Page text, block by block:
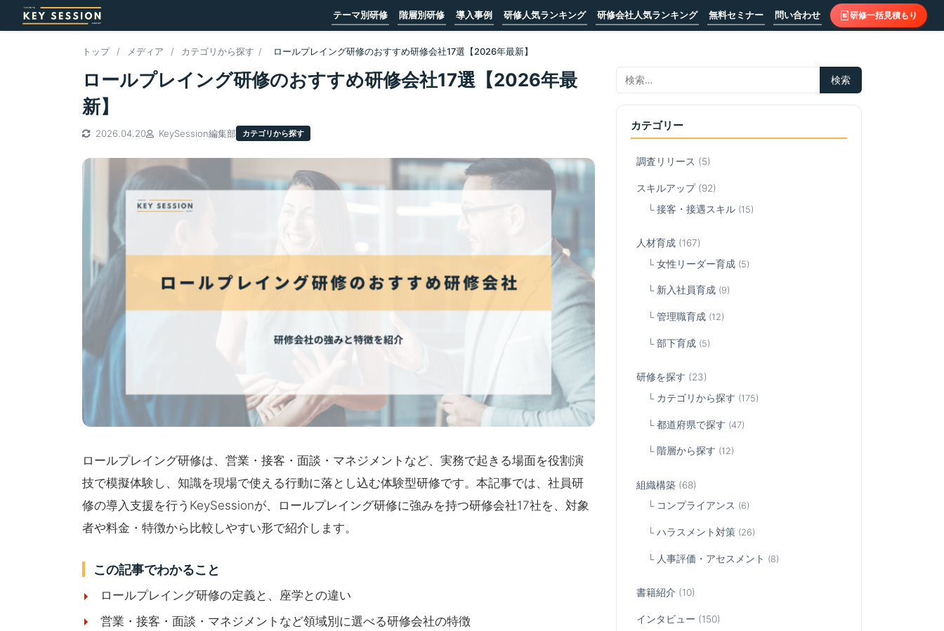
テーマ別研修 階層別研修 導入事例 研修人気ランキング 研修会社人気ランキング 無料セミナー 問い合わせ 研修一括見積もり
トップ / メディア / カテゴリから探す / ロールプレイング研修のおすすめ研修会社17選【2026年最新】
ロールプレイング研修のおすすめ研修会社17選【2026年最
新】
2026.04.20 KeySession編集部 カテゴリから探す
ロールプレイング研修は、営業・接客・面談・マネジメントなど、実務で起きる場面を役割演
技で模擬体験し、知識を現場で使える行動に落とし込む体験型研修です。本記事では、社員研
修の導入支援を行うKeySessionが、ロールプレイング研修に強みを持つ研修会社17社を、対象
者や料金・特徴から比較しやすい形で紹介します。
この記事でわかること
ロールプレイング研修の定義と、座学との違い
営業・接客・面談・マネジメントなど領域別に選べる研修会社の特徴
カテゴリー
調査リリース (5)
スキルアップ(92)
接客・接遇スキル (15)
人材育成 (167)
女性リーダー育成 (5)
新入社員育成 (9)
管理職育成 (12)
部下育成 (5)
研修を探す (23)
カテゴリから探す (175)
都道府県で探す (47)
階層から探す (12)
組織構築 (68)
コンプライアンス (6)
ハラスメント対策 (26)
人事評価・アセスメント (8)
書籍紹介 (10)
インタビュー (150)